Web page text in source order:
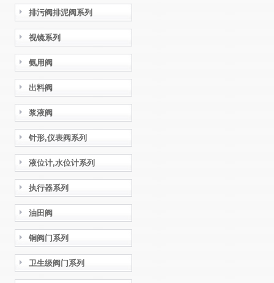
排污阀排泥阀系列
视镜系列
氨用阀
出料阀
浆液阀
针形,仪表阀系列
液位计,水位计系列
执行器系列
油田阀
铜阀门系列
卫生级阀门系列